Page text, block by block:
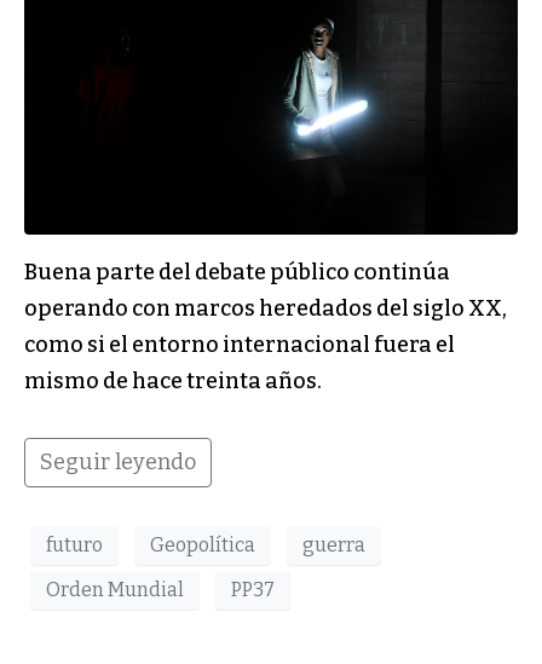
Buena parte del debate público continúa
operando con marcos heredados del siglo XX,
como si el entorno internacional fuera el
mismo de hace treinta años.
Seguir leyendo
futuro Geopolítica
guerra
Orden Mundial
PP37